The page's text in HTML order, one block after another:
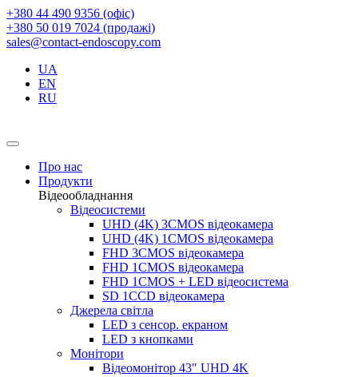
+380 44 490 9356 (офіс)
+380 50 019 7024 (продажі)
sales@contact-endoscopy.com
UA
EN
RU
Про нас
Продукти
Відеообладнання
Відеосистеми
UHD (4K) 3CMOS відеокамера
UHD (4K) 1CMOS відеокамера
FHD 3CMOS відеокамера
FHD 1CMOS відеокамера
FHD 1CMOS + LED відеосистема
SD 1CCD відеокамера
Джерела світла
LED з сенсор. екраном
LED з кнопками
Монітори
Відеомонітор 43″ UHD 4K